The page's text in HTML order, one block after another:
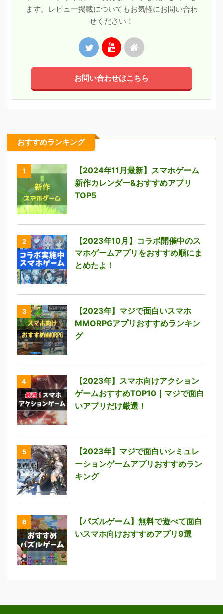
ます。レビュー掲載についてもお気軽にお問い合わ
せください！
お問い合わせはこちら
おすすめランキング
1
【2024年11月最新】スマホゲーム
新作カレンダー&おすすめアプリ
TOP5
2
【2023年10月】コラボ開催中のス
マホゲームアプリをおすすめ順にま
とめたよ！
3
【2023年】マジで面白いスマホ
MMORPGアプリおすすめランキン
グ
4
【2023年】スマホ向けアクション
ゲームおすすめTOP10｜マジで面白
いアプリだけ厳選！
5
【2023年】マジで面白いシミュレ
ーションゲームアプリおすすめラン
キング
6
【パズルゲーム】無料で遊べて面白
いスマホ向けおすすめアプリ9選